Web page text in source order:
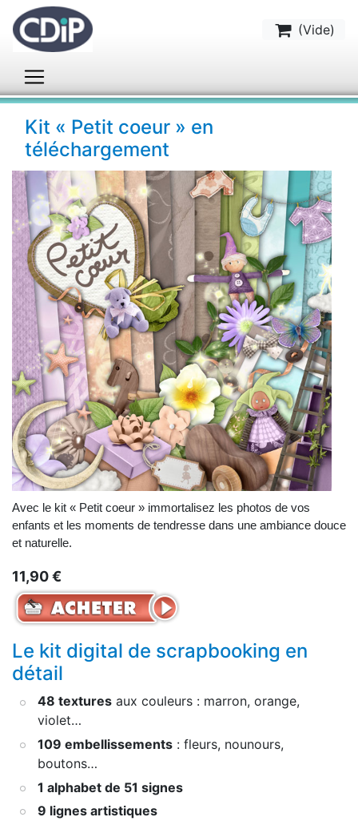
(Vide)
Kit « Petit coeur » en
téléchargement
Avec le kit « Petit coeur » immortalisez les photos de vos
enfants et les moments de tendresse dans une ambiance douce
et naturelle.
11,90 €
Le kit digital de scrapbooking en
détail
48 textures aux couleurs : marron, orange,
violet…
109 embellissements : fleurs, nounours,
boutons…
1 alphabet de 51 signes
9 lignes artistiques